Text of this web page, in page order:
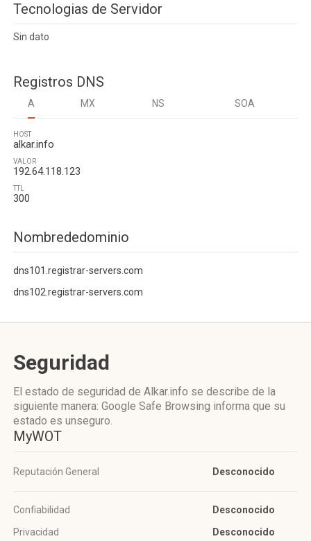
Tecnologias de Servidor
Sin dato
Registros DNS
A MX NS SOA
HOST
alkar.info
VALOR
192.64.118.123
TTL
300
Nombrededominio
dns101.registrar-servers.com
dns102.registrar-servers.com
Seguridad
El estado de seguridad de Alkar.info se describe de la
siguiente manera: Google Safe Browsing informa que su
estado es unseguro.
MyWOT
Reputación General Desconocido
Confiabilidad
Desconocido
Privacidad
Desconocido